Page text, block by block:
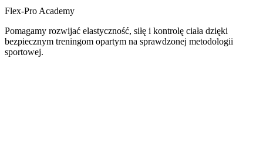
Flex-Pro Academy
Pomagamy rozwijać elastyczność, siłę i kontrolę ciała dzięki
bezpiecznym treningom opartym na sprawdzonej metodologii
sportowej.